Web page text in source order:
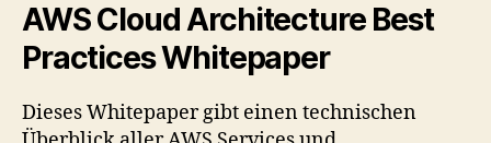
AWS Cloud Architecture Best
Practices Whitepaper
Dieses Whitepaper gibt einen technischen